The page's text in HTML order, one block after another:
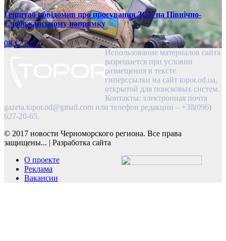
Генштаб повідомив про просування ЗСУ на Північно-
Слобожанському напрямку
08.17.2025
Использование материалов сайта
разрешается при условии
размещения в тексте
гиперссылки на сайт topor.od.ua,
открытой для поисковых систем.
Контакты: электронная почта
gazeta.topor.od@gmail.com или телефон редакции – +38(096)
627-20-65.
© 2017 новости Черноморского региона. Все права
защищены... | Разработка сайта
О проекте
Реклама
Вакансии